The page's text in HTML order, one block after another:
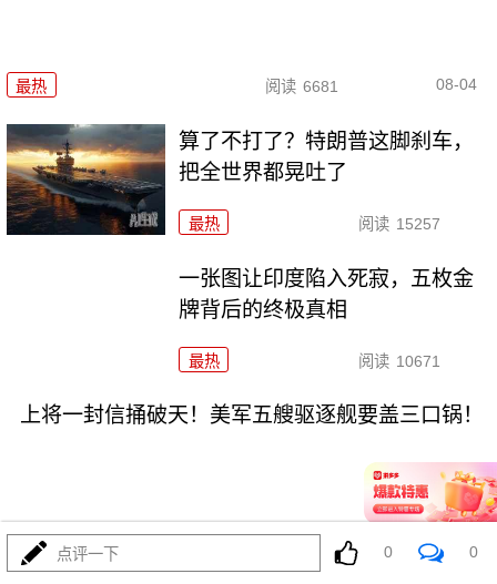
最热 阅读 6681 08-04
算了不打了？特朗普这脚刹车，
把全世界都晃吐了
最热 阅读 15257
一张图让印度陷入死寂，五枚金
牌背后的终极真相
最热 阅读 10671
上将一封信捅破天！美军五艘驱逐舰要盖三口锅！
最热 7255 08-03
点评一下 0 0